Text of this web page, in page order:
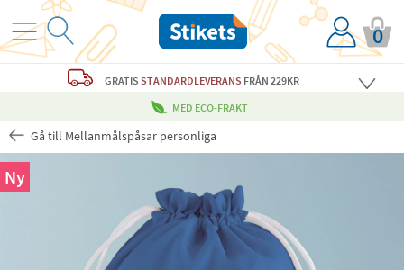
0
GRATIS STANDARDLEVERANS FRÅN 229KR
MED ECO-FRAKT
Gå till Mellanmålspåsar personliga
Ny